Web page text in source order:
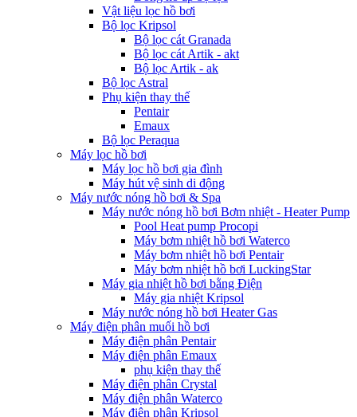
Vật liệu lọc hồ bơi
Bộ lọc Kripsol
Bộ lọc cát Granada
Bộ lọc cát Artik - akt
Bộ lọc Artik - ak
Bộ lọc Astral
Phụ kiện thay thế
Pentair
Emaux
Bộ lọc Peraqua
Máy lọc hồ bơi
Máy lọc hồ bơi gia đình
Máy hút vệ sinh di động
Máy nước nóng hồ bơi & Spa
Máy nước nóng hồ bơi Bơm nhiệt - Heater Pump
Pool Heat pump Procopi
Máy bơm nhiệt hồ bơi Waterco
Máy bơm nhiệt hồ bơi Pentair
Máy bơm nhiệt hồ bơi LuckingStar
Máy gia nhiệt hồ bơi bằng Điện
Máy gia nhiệt Kripsol
Máy nước nóng hồ bơi Heater Gas
Máy điện phân muối hồ bơi
Máy điện phân Pentair
Máy điện phân Emaux
phụ kiện thay thế
Máy điện phân Crystal
Máy điện phân Waterco
Máy điện phân Kripsol